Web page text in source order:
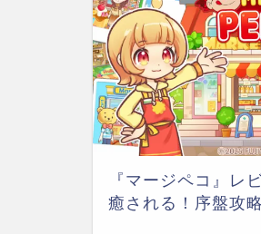
『マージペコ』レ
癒される！序盤攻